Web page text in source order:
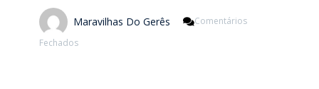
Maravilhas Do Gerês
Comentários
FechadosEm